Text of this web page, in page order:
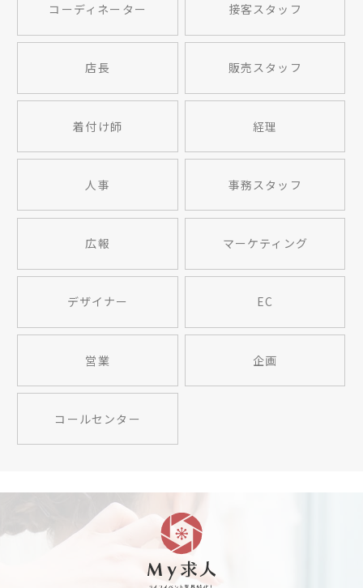
コーディネーター 接客スタッフ
店長 販売スタッフ
着付け師 経理
人事 事務スタッフ
広報 マーケティング
デザイナー EC
営業 企画
コールセンター